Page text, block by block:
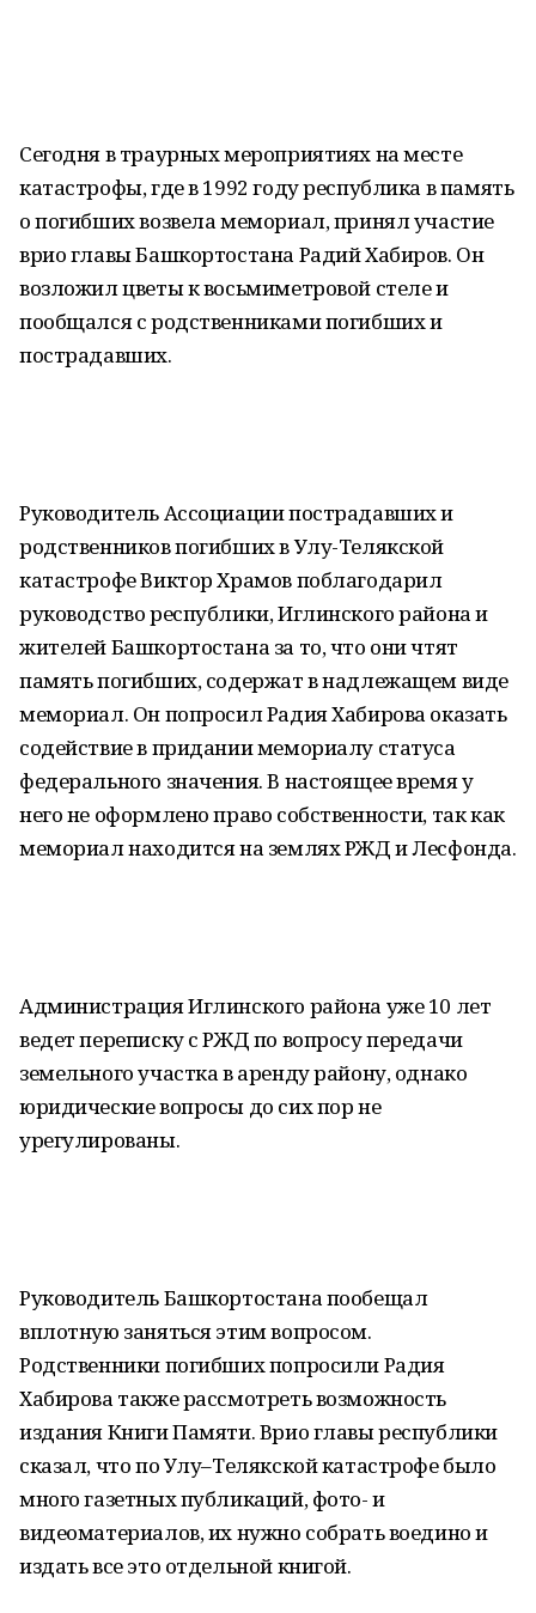
Сегодня в траурных мероприятиях на месте
катастрофы, где в 1992 году республика в память
о погибших возвела мемориал, принял участие
врио главы Башкортостана Радий Хабиров. Он
возложил цветы к восьмиметровой стеле и
пообщался с родственниками погибших и
пострадавших.
Руководитель Ассоциации пострадавших и
родственников погибших в Улу-Телякской
катастрофе Виктор Храмов поблагодарил
руководство республики, Иглинского района и
жителей Башкортостана за то, что они чтят
память погибших, содержат в надлежащем виде
мемориал. Он попросил Радия Хабирова оказать
содействие в придании мемориалу статуса
федерального значения. В настоящее время у
него не оформлено право собственности, так как
мемориал находится на землях РЖД и Лесфонда.
Администрация Иглинского района уже 10 лет
ведет переписку с РЖД по вопросу передачи
земельного участка в аренду району, однако
юридические вопросы до сих пор не
урегулированы.
Руководитель Башкортостана пообещал
вплотную заняться этим вопросом.
Родственники погибших попросили Радия
Хабирова также рассмотреть возможность
издания Книги Памяти. Врио главы республики
сказал, что по Улу–Телякской катастрофе было
много газетных публикаций, фото- и
видеоматериалов, их нужно собрать воедино и
издать все это отдельной книгой.